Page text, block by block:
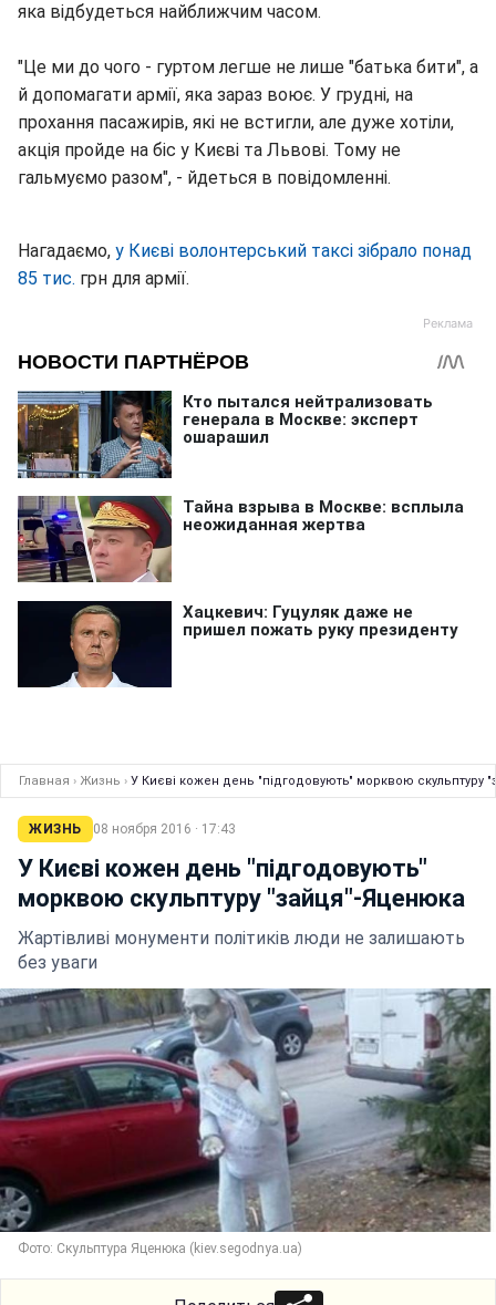
яка відбудеться найближчим часом.
"Це ми до чого - гуртом легше не лише "батька бити", а
й допомагати армії, яка зараз воює. У грудні, на
прохання пасажирів, які не встигли, але дуже хотіли,
акція пройде на біс у Києві та Львові. Тому не
гальмуємо разом", - йдеться в повідомленні.
Нагадаємо, у Києві волонтерський таксі зібрало понад
85 тис. грн для армії.
Главная › Жизнь › У Києві кожен день "підгодовують" морквою скульптуру
ЖИЗНЬ 08 ноября 2016 · 17:43
У Києві кожен день "підгодовують"
морквою скульптуру "зайця"-Яценюка
Жартівливі монументи політиків люди не залишають
без уваги
Фото: Скульптура Яценюка (kiev.segodnya.ua)